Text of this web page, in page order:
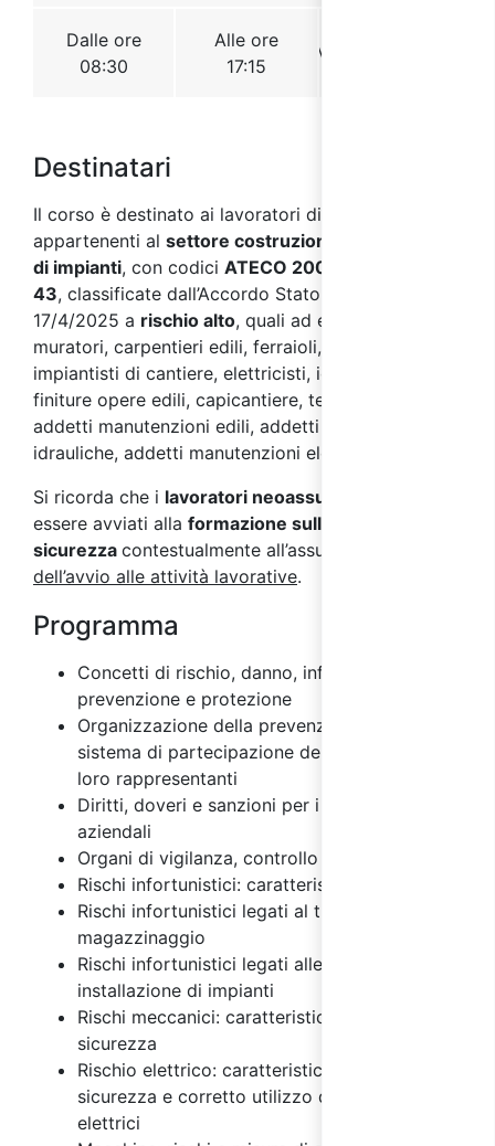
Destinatari
Il corso è destinato ai lavoratori di aziende
appartenenti al settore costruzioni, installazione
di impianti, con codici ATECO 2007 F 41 - 42 -
43, classificate dall’Accordo Stato Regioni del
17/4/2025 a rischio alto, quali ad esempio:
muratori, carpentieri edili, ferraioli, ponteggiatori,
impiantisti di cantiere, elettricisti, idraulici, addetti
finiture opere edili, capicantiere, tecnici di cantiere,
addetti manutenzioni edili, addetti manutenzioni
idrauliche, addetti manutenzioni elettriche.
Si ricorda che i lavoratori neoassunti
essere avviati alla formazione sulla
sicurezza contestualmente all’assunzione e
dell’avvio alle attività lavorative.
Programma
Concetti di rischio, danno, infortunio,
prevenzione e protezione
Organizzazione della prevenzione aziendale e
sistema di partecipazione dei lavoratori e dei
loro rappresentanti
Diritti, doveri e sanzioni per i vari soggetti
aziendali
Organi di vigilanza, controllo e assistenza
Rischi infortunistici: caratteristiche
Rischi infortunistici legati al trasporto e
magazzinaggio
Rischi infortunistici legati alle costruzioni e
installazione di impianti
Rischi meccanici: caratteristiche e misure di
sicurezza
Rischio elettrico: caratteristiche, misure di
sicurezza e corretto utilizzo degli impianti
elettrici